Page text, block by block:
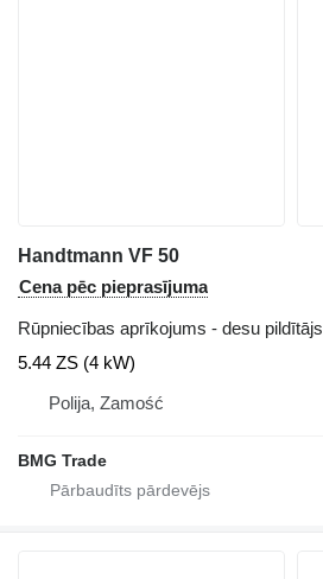
Handtmann VF 50
Cena pēc pieprasījuma
Rūpniecības aprīkojums - desu pildītājs
5.44 ZS (4 kW)
Polija, Zamość
BMG Trade